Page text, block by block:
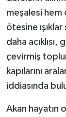
meşalesi hem
ötesine
daha
çevirmiş
kapılarını
iddiasında
Akan hayatın